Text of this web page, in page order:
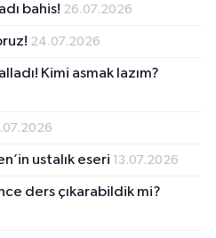
bahis! 26.07.2026
24.07.2026
Kimi asmak lazım?
ustalık eseri 13.07.2026
ders çıkarabildik mi?